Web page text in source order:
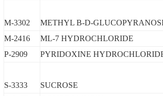
M-3302 METHYL B-D-
M-2416
ML-7 HYDROCHLORIDE
P-2909
PYRIDOXINE
S-3333 SUCROSE